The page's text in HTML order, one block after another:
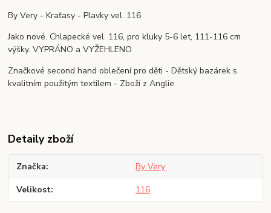
By Very - Kraťasy - Plavky vel. 116
Jako nové. Chlapecké vel. 116, pro kluky 5-6 let, 111-116 cm
výšky. VYPRÁNO a VYŽEHLENO
Značkové second hand oblečení pro děti - Dětský bazárek s
kvalitním použitým textilem - Zboží z Anglie
Detaily zboží
Značka By Very
Velikost 116